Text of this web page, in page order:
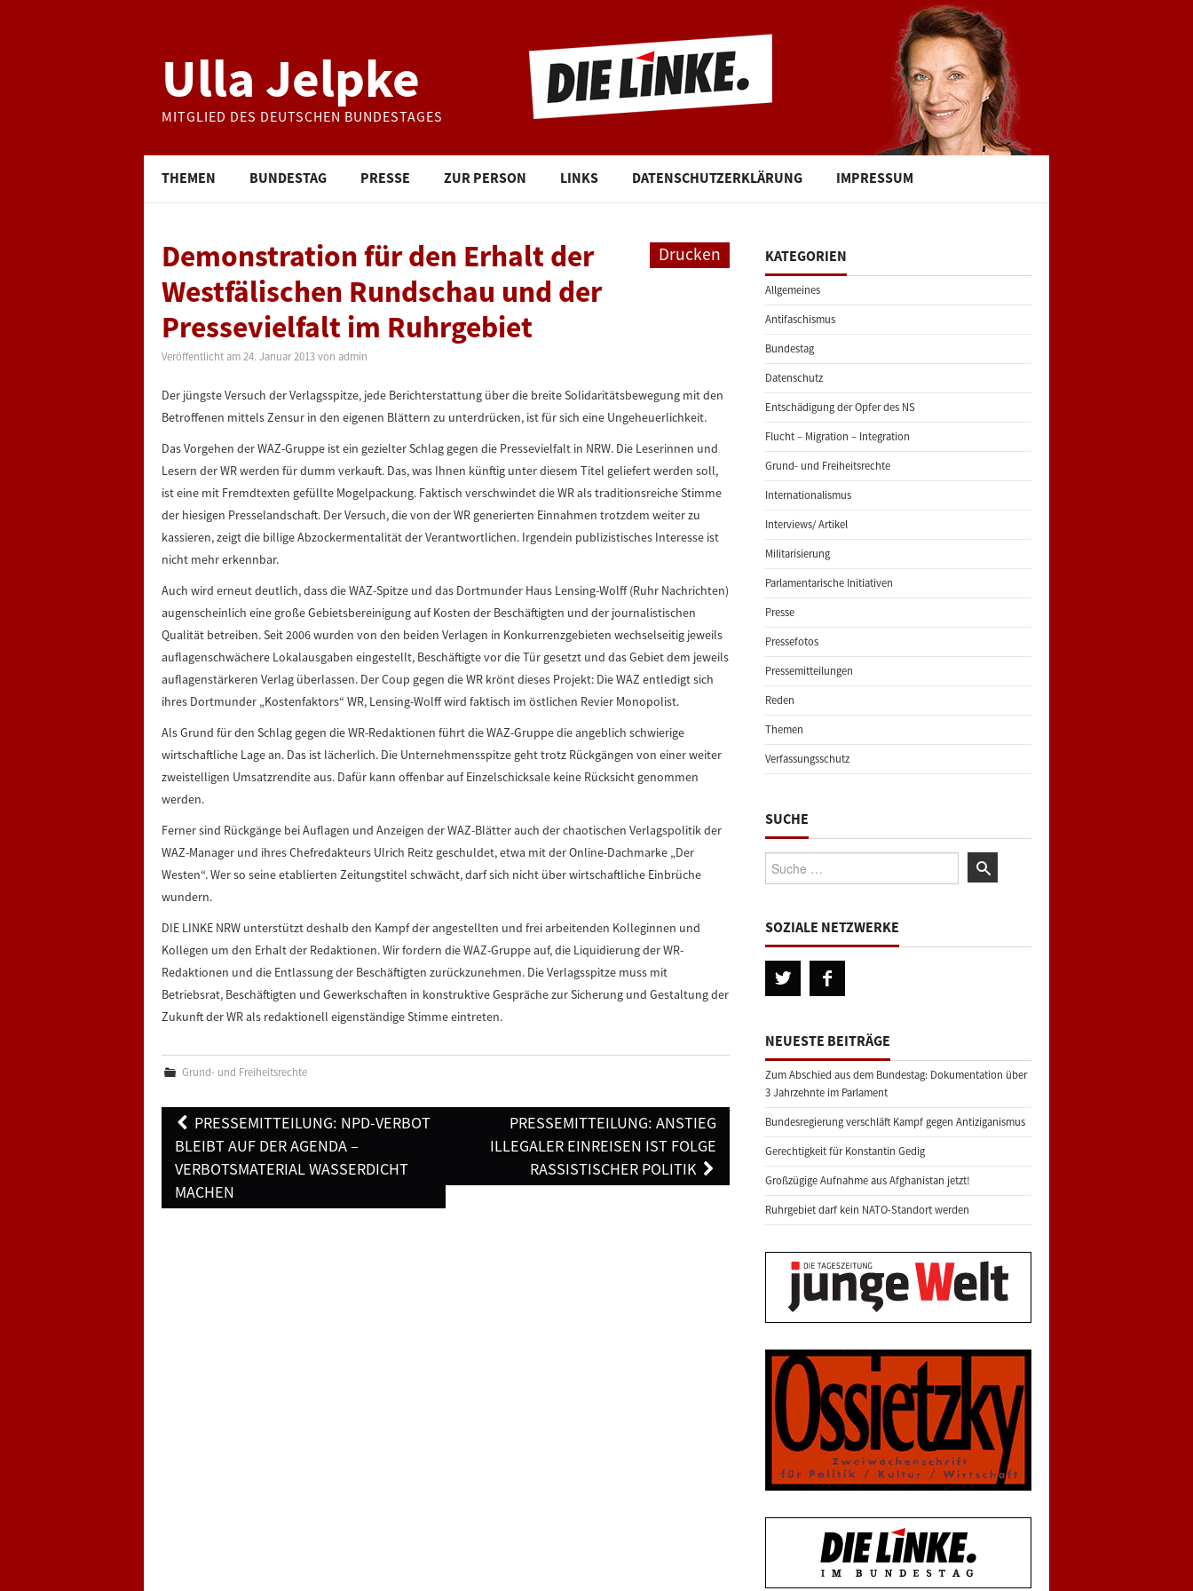
Ulla Jelpke
MITGLIED DES DEUTSCHEN BUNDESTAGES
THEMEN BUNDESTAG PRESSE ZUR PERSON LINKS DATENSCHUTZERKLÄRUNG IMPRESSUM
Drucken
Demonstration für den Erhalt der
Westfälischen Rundschau und der
Pressevielfalt im Ruhrgebiet
Veröffentlicht am 24. Januar 2013 von admin
Der jüngste Versuch der Verlagsspitze, jede Berichterstattung über die breite Solidaritätsbewegung mit den
Betroffenen mittels Zensur in den eigenen Blättern zu unterdrücken, ist für sich eine Ungeheuerlichkeit.
Das Vorgehen der WAZ-Gruppe ist ein gezielter Schlag gegen die Pressevielfalt in NRW. Die Leserinnen und
Lesern der WR werden für dumm verkauft. Das, was Ihnen künftig unter diesem Titel geliefert werden soll,
ist eine mit Fremdtexten gefüllte Mogelpackung. Faktisch verschwindet die WR als traditionsreiche Stimme
der hiesigen Presselandschaft. Der Versuch, die von der WR generierten Einnahmen trotzdem weiter zu
kassieren, zeigt die billige Abzockermentalität der Verantwortlichen. Irgendein publizistisches Interesse ist
nicht mehr erkennbar.
Auch wird erneut deutlich, dass die WAZ-Spitze und das Dortmunder Haus Lensing-Wolff (Ruhr Nachrichten)
augenscheinlich eine große Gebietsbereinigung auf Kosten der Beschäftigten und der journalistischen
Qualität betreiben. Seit 2006 wurden von den beiden Verlagen in Konkurrenzgebieten wechselseitig jeweils
auflagenschwächere Lokalausgaben eingestellt, Beschäftigte vor die Tür gesetzt und das Gebiet dem jeweils
auflagenstärkeren Verlag überlassen. Der Coup gegen die WR krönt dieses Projekt: Die WAZ entledigt sich
ihres Dortmunder „Kostenfaktors“ WR, Lensing-Wolff wird faktisch im östlichen Revier Monopolist.
Als Grund für den Schlag gegen die WR-Redaktionen führt die WAZ-Gruppe die angeblich schwierige
wirtschaftliche Lage an. Das ist lächerlich. Die Unternehmensspitze geht trotz Rückgängen von einer weiter
zweistelligen Umsatzrendite aus. Dafür kann offenbar auf Einzelschicksale keine Rücksicht genommen
werden.
Ferner sind Rückgänge bei Auflagen und Anzeigen der WAZ-Blätter auch der chaotischen Verlagspolitik der
WAZ-Manager und ihres Chefredakteurs Ulrich Reitz geschuldet, etwa mit der Online-Dachmarke „Der
Westen“. Wer so seine etablierten Zeitungstitel schwächt, darf sich nicht über wirtschaftliche Einbrüche
wundern.
DIE LINKE NRW unterstützt deshalb den Kampf der angestellten und frei arbeitenden Kolleginnen und
Kollegen um den Erhalt der Redaktionen. Wir fordern die WAZ-Gruppe auf, die Liquidierung der WR-
Redaktionen und die Entlassung der Beschäftigten zurückzunehmen. Die Verlagsspitze muss mit
Betriebsrat, Beschäftigten und Gewerkschaften in konstruktive Gespräche zur Sicherung und Gestaltung der
Zukunft der WR als redaktionell eigenständige Stimme eintreten.
Grund- und Freiheitsrechte
Post
navigation
PRESSEMITTEILUNG: NPD-VERBOT
BLEIBT AUF DER AGENDA –
VERBOTSMATERIAL WASSERDICHT
MACHEN
PRESSEMITTEILUNG: ANSTIEG
ILLEGALER EINREISEN IST FOLGE
RASSISTISCHER POLITIK
KATEGORIEN
Allgemeines
Antifaschismus
Bundestag
Datenschutz
Entschädigung der Opfer des NS
Flucht – Migration – Integration
Grund- und Freiheitsrechte
Internationalismus
Interviews/ Artikel
Militarisierung
Parlamentarische Initiativen
Presse
Pressefotos
Pressemitteilungen
Reden
Themen
Verfassungsschutz
SUCHE
Suche:
SOZIALE NETZWERKE
NEUESTE BEITRÄGE
Zum Abschied aus dem Bundestag: Dokumentation über
3 Jahrzehnte im Parlament
Bundesregierung verschläft Kampf gegen Antiziganismus
Gerechtigkeit für Konstantin Gedig
Großzügige Aufnahme aus Afghanistan jetzt!
Ruhrgebiet darf kein NATO-Standort werden